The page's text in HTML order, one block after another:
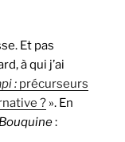
Et pas
à qui j’ai
: précurseurs
? ». En
: